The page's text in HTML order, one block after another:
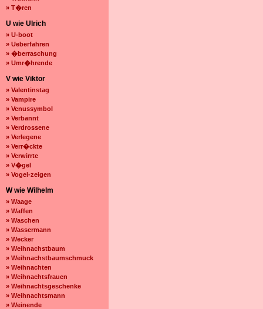
» T�ren
U wie Ulrich
» U-boot
» Ueberfahren
» �berraschung
» Umr�hrende
V wie Viktor
» Valentinstag
» Vampire
» Venussymbol
» Verbannt
» Verdrossene
» Verlegene
» Verr�ckte
» Verwirrte
» V�gel
» Vogel-zeigen
W wie Wilhelm
» Waage
» Waffen
» Waschen
» Wassermann
» Wecker
» Weihnachstbaum
» Weihnachstbaumschmuck
» Weihnachten
» Weihnachtsfrauen
» Weihnachtsgeschenke
» Weihnachtsmann
» Weinende